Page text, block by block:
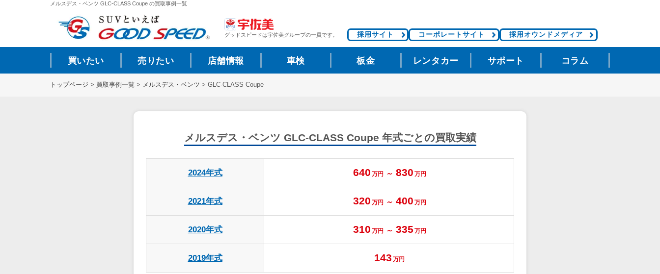
メルスデス・ベンツ GLC-CLASS Coupe の買取事例一覧
グッドスピードは宇佐美グループの一員です。 採用サイト コーポレートサイト 採用オウンドメディア
買いたい 売りたい 店舗情報 車検 板金 レンタカー サポート コラム
トップページ > 買取事例一覧 > メルスデス・ベンツ > GLC-CLASS Coupe
メルスデス・ベンツ GLC-CLASS Coupe 年式ごとの買取実績
2024年式 640 万円～ 830 万円
2021年式 320 万円～ 400 万円
2020年式 310 万円～ 335 万円
2019年式 143 万円